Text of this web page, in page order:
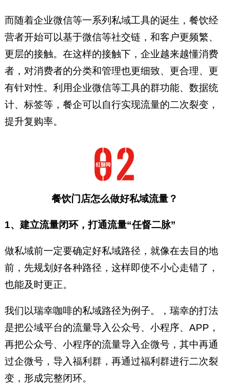
而随着企业微信等一系列私域工具的诞生，餐饮经
营者开始可以基于微信等社交链，和客户更频繁、
更层的接触。在这样的接触下，企业越来越懂消费
者，对消费者的分类和管理也更细致、更合理、更
有针对性。利用企业微信等工具的群功能、数据统
计、标签等，餐企可以自行实现流量的二次裂变，
提升复购率。
餐饮门店怎么做好私域流量？
1、建立流量闭环，打通流量“任督二脉”
做私域前一定要确定好私域路径，就像在去目的地
前，先规划好各种路径，这样即使不小心走错了，
也能及时更正。
我们以瑞幸咖啡的私域路径为例子。，瑞幸的打法
是把公域平台的流量导入公众号、小程序、APP，
再把公众号、小程序的流量导入企微号，其中再通
过企微号，导入福利群，再通过福利群进行二次裂
变，形成完整闭环。